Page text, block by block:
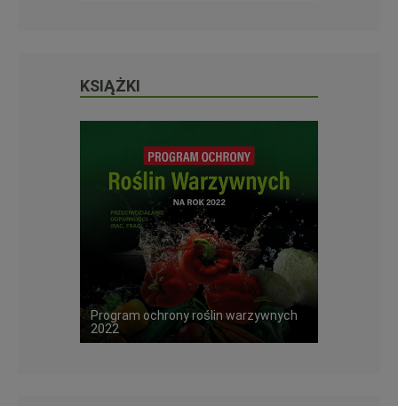
KSIĄŻKI
Program ochrony roślin warzywnych
2022